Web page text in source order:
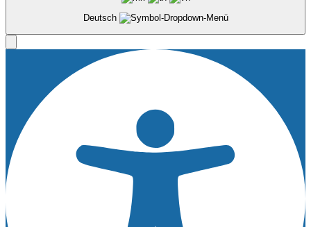
Deutsch